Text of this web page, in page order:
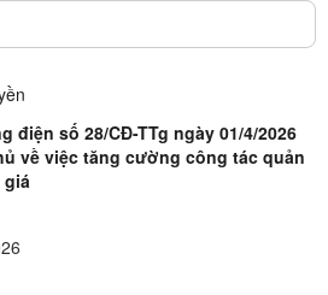
điện số 28/CĐ-TTg ngày 01/4/2026
về việc tăng cường công tác quản